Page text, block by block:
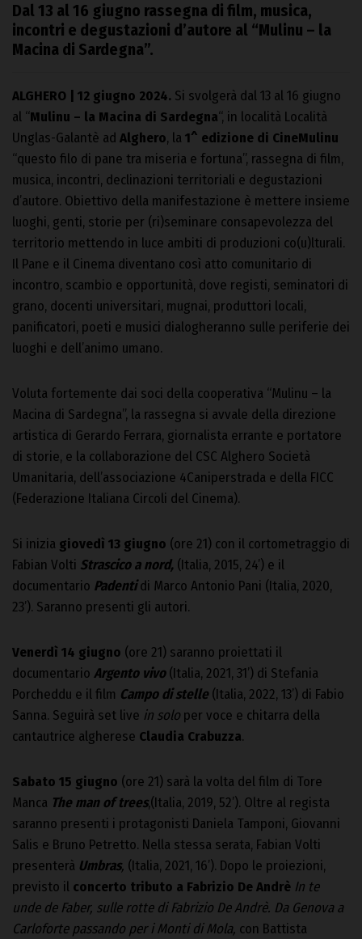
Dal 13 al 16 giugno rassegna di film, musica,
incontri e degustazioni d’autore al “Mulinu – la
Macina di Sardegna”.
ALGHERO | 12 giugno 2024. Si svolgerà dal 13 al 16 giugno
al “Mulinu – la Macina di Sardegna“, in località Località
Unglas-Galantè ad Alghero, la 1^ edizione di CineMulinu
“questo filo di pane tra miseria e fortuna”, rassegna di film,
musica, incontri, declinazioni territoriali e degustazioni
d’autore. Obiettivo della manifestazione è mettere insieme
luoghi, genti, storie per (ri)seminare consapevolezza del
territorio mettendo in luce ambiti di produzioni co(u)lturali.
Il Pane e il Cinema diventano così atto comunitario di
incontro, scambio e opportunità, dove registi, seminatori di
grano, docenti universitari, mugnai, produttori locali,
panificatori, poeti e musici dialogheranno sulle periferie dei
luoghi e dell’animo umano.
Voluta fortemente dai soci della cooperativa “Mulinu – la
Macina di Sardegna”, la rassegna si avvale della direzione
artistica di Gerardo Ferrara, giornalista errante e portatore
di storie, e la collaborazione del CSC Alghero Società
Umanitaria, dell’associazione 4Caniperstrada e della FICC
(Federazione Italiana Circoli del Cinema).
Si inizia giovedì 13 giugno (ore 21) con il cortometraggio di
Fabian Volti Strascico a nord, (Italia, 2015, 24’) e il
documentario Padenti di Marco Antonio Pani (Italia, 2020,
23’). Saranno presenti gli autori.
Venerdì 14 giugno (ore 21) saranno proiettati il
documentario Argento vivo (Italia, 2021, 31’) di Stefania
Porcheddu e il film Campo di stelle (Italia, 2022, 13’) di Fabio
Sanna. Seguirà set live in solo per voce e chitarra della
cantautrice algherese Claudia Crabuzza.
Sabato 15 giugno (ore 21) sarà la volta del film di Tore
Manca The man of trees,(Italia, 2019, 52’). Oltre al regista
saranno presenti i protagonisti Daniela Tamponi, Giovanni
Salis e Bruno Petretto. Nella stessa serata, Fabian Volti
presenterà Umbras, (Italia, 2021, 16’). Dopo le proiezioni,
previsto il concerto tributo a Fabrizio De Andrè In te
unde de Faber, sulle rotte di Fabrizio De Andrè. Da Genova a
Carloforte passando per i Monti di Mola, con Battista